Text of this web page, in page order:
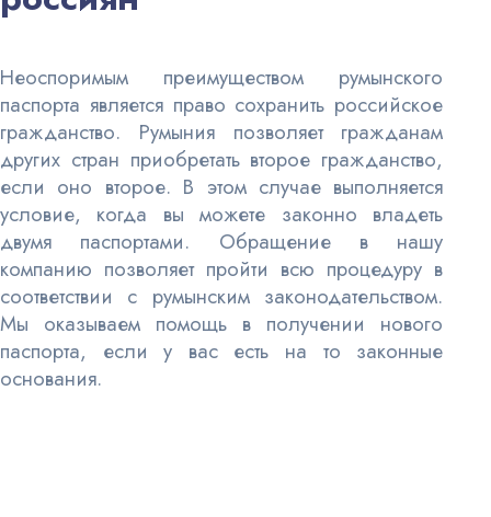
Неоспоримым преимуществом румынского
паспорта является право сохранить российское
гражданство. Румыния позволяет гражданам
других стран приобретать второе гражданство,
если оно второе. В этом случае выполняется
условие, когда вы можете законно владеть
двумя паспортами. Обращение в нашу
компанию позволяет пройти всю процедуру в
соответствии с румынским законодательством.
Мы оказываем помощь в получении нового
паспорта, если у вас есть на то законные
основания.